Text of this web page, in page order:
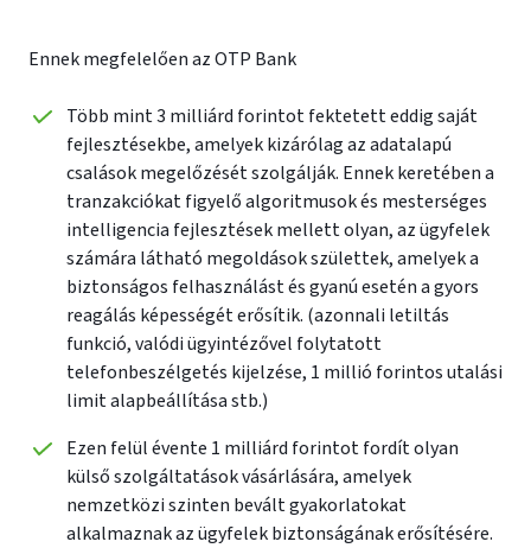
Ennek megfelelően az OTP Bank
Több mint 3 milliárd forintot fektetett eddig saját
fejlesztésekbe, amelyek kizárólag az adatalapú
csalások megelőzését szolgálják. Ennek keretében a
tranzakciókat figyelő algoritmusok és mesterséges
intelligencia fejlesztések mellett olyan, az ügyfelek
számára látható megoldások születtek, amelyek a
biztonságos felhasználást és gyanú esetén a gyors
reagálás képességét erősítik. (azonnali letiltás
funkció, valódi ügyintézővel folytatott
telefonbeszélgetés kijelzése, 1 millió forintos utalási
limit alapbeállítása stb.)
Ezen felül évente 1 milliárd forintot fordít olyan
külső szolgáltatások vásárlására, amelyek
nemzetközi szinten bevált gyakorlatokat
alkalmaznak az ügyfelek biztonságának erősítésére.